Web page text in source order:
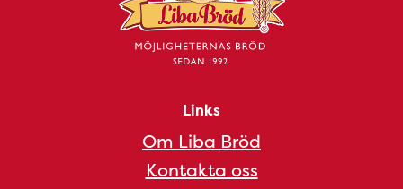
Links
Om Liba Bröd
Kontakta oss